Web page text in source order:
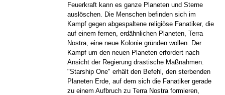
Feuerkraft kann es ganze Planeten und Sterne
auslöschen. Die Menschen befinden sich im
Kampf gegen abgespaltene religiöse Fanatiker, die
auf einem fernen, erdähnlichen Planeten, Terra
Nostra, eine neue Kolonie gründen wollen. Der
Kampf um den neuen Planeten erfordert nach
Ansicht der Regierung drastische Maßnahmen.
"Starship One" erhält den Befehl, den sterbenden
Planeten Erde, auf dem sich die Fanatiker gerade
zu einem Aufbruch zu Terra Nostra formieren,